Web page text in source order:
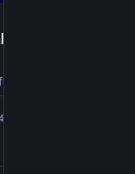
Media-
weitere